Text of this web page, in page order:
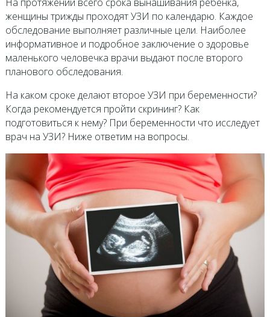
женщины трижды проходят УЗИ по календарю. Каждое
обследование выполняет различные цели. Наиболее
информативное и подробное заключение о здоровье
маленького человечка врачи выдают после второго
планового обследования.
На каком сроке делают второе УЗИ при беременности?
Когда рекомендуется пройти скрининг? Как
подготовиться к нему? При беременности что исследует
врач на УЗИ? Ниже ответим на вопросы.